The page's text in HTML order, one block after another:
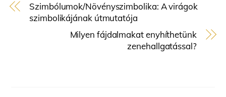
Szimbólumok/Növényszimbolika: A virágok
szimbolikájának útmutatója
Milyen fájdalmakat enyhíthetünk
zenehallgatással?